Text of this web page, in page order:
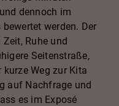
dennoch im
werden. Der
Ruhe und
Seitenstraße,
Weg zur Kita
auf Nachfrage und
es im Exposé